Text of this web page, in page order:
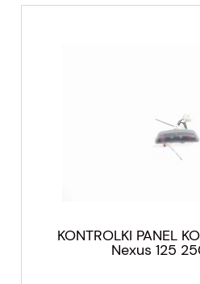
KONTROLKI PANEL
Nexus 125